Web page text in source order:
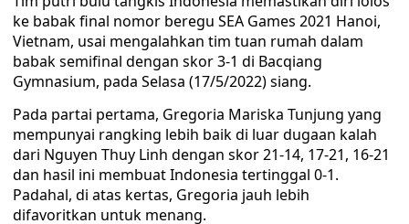
ke babak final nomor beregu SEA Games 2021 Hanoi,
Vietnam, usai mengalahkan tim tuan rumah dalam
babak semifinal dengan skor 3-1 di Bacqiang
Gymnasium, pada Selasa (17/5/2022) siang.
Pada partai pertama, Gregoria Mariska Tunjung yang
mempunyai rangking lebih baik di luar dugaan kalah
dari Nguyen Thuy Linh dengan skor 21-14, 17-21, 16-21
dan hasil ini membuat Indonesia tertinggal 0-1.
Padahal, di atas kertas, Gregoria jauh lebih
difavoritkan untuk menang.